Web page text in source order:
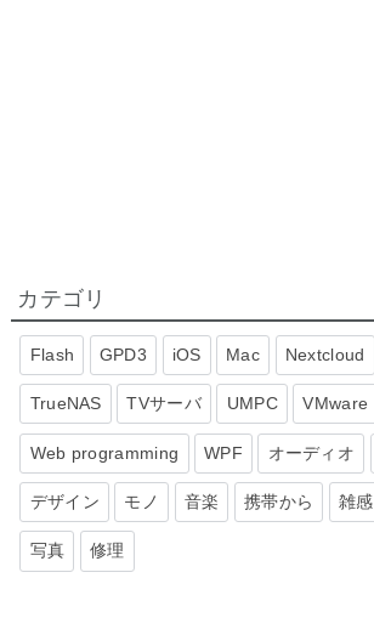
カテゴリ
Flash GPD3 iOS Mac Nextcloud
TrueNAS TVサーバ UMPC VMware
Web programming WPF オーディオ
デザイン モノ 音楽 携帯から 雑感
写真 修理